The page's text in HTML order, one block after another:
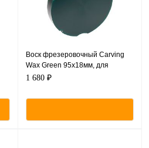
Воск фрезеровочный Carving
Wax Green 95х18мм, для
Zirkonzahn CAM/CAM
1 680 ₽